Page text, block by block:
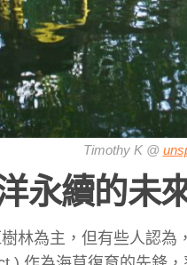
Timothy K @
永續的未
林為主，但有些人認